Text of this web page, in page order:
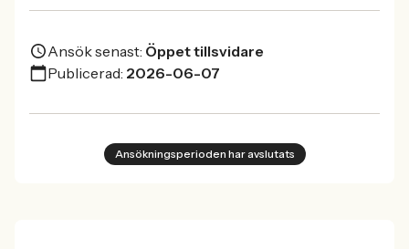
Ansök senast: Öppet tillsvidare
Publicerad: 2026-06-07
Ansökningsperioden har avslutats